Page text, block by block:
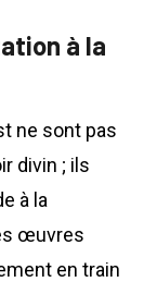
à la
ne sont pas
divin ; ils
à la
œuvres
en train